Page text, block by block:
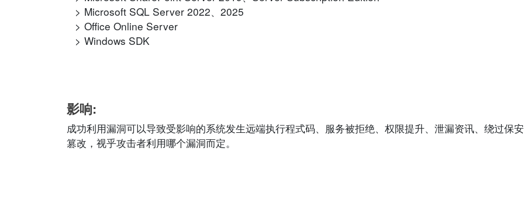
Microsoft SQL Server 2022、2025
Office Online Server
Windows SDK
影响:
成功利用漏洞可以导致受影响的系统发生远端执行程式码、服务被拒绝、权限提升、泄漏资讯、绕过保
篡改，视乎攻击者利用哪个漏洞而定。